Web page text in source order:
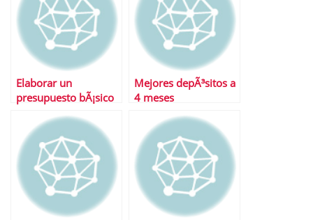
Elaborar un
presupuesto bÃ¡sico
Mejores depÃ³sitos a
4 meses